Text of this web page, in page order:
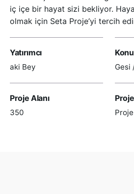
iç içe bir hayat sizi bekliyor.
olmak için Seta Proje’yi tercih
Yatırımcı
aki Bey Gesi
Proje Alanı
350